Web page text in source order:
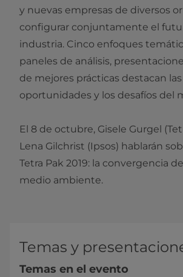
y nuevas empresas de diversos
configurar conjuntamente el
industria. Cinco enfoques
paneles de análisis,
de mejores prácticas destacan las
oportunidades y los desafíos del
El 8 de octubre, Gisele Gurgel
Lena Gilchrist (Ipsos) hablarán
Tetra Pak 2019: la convergencia
medio ambiente.
Temas y
Temas en el evento